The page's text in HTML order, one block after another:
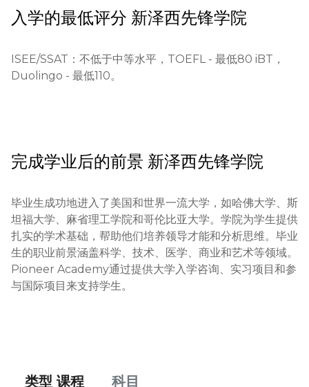
填写完整的申请表。
过去两年的官方学校成绩单。
护照复印件（针对外国学生）。
外国学生必须提供翻译成英语的学术文件，语言考试成绩和
金融财务能力证明。
财务条件：
外国学生必须证明有足够的资金支付一年的学费和生活费。
学费和生活费大约为每年50,000美元。
入学的最低评分 新泽西先锋学院
ISEE/SSAT：不低于中等水平，TOEFL - 最低80 iBT，
Duolingo - 最低110。
完成学业后的前景 新泽西先锋学院
毕业生成功地进入了美国和世界一流大学，如哈佛大学、斯
坦福大学、麻省理工学院和哥伦比亚大学。学院为学生提供
扎实的学术基础，帮助他们培养领导才能和分析思维。毕业
生的职业前景涵盖科学、技术、医学、商业和艺术等领域。
Pioneer Academy通过提供大学入学咨询、实习项目和参
与国际项目来支持学生。
类型 课程 科目